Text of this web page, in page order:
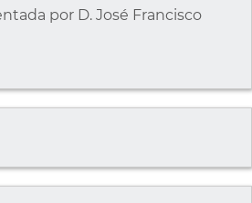
por D. José Francisco